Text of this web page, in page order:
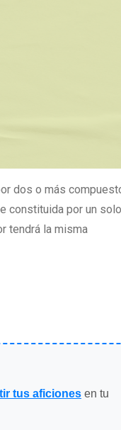
dos o más
constituida por un solo
tendrá la misma
tus aficiones en tu